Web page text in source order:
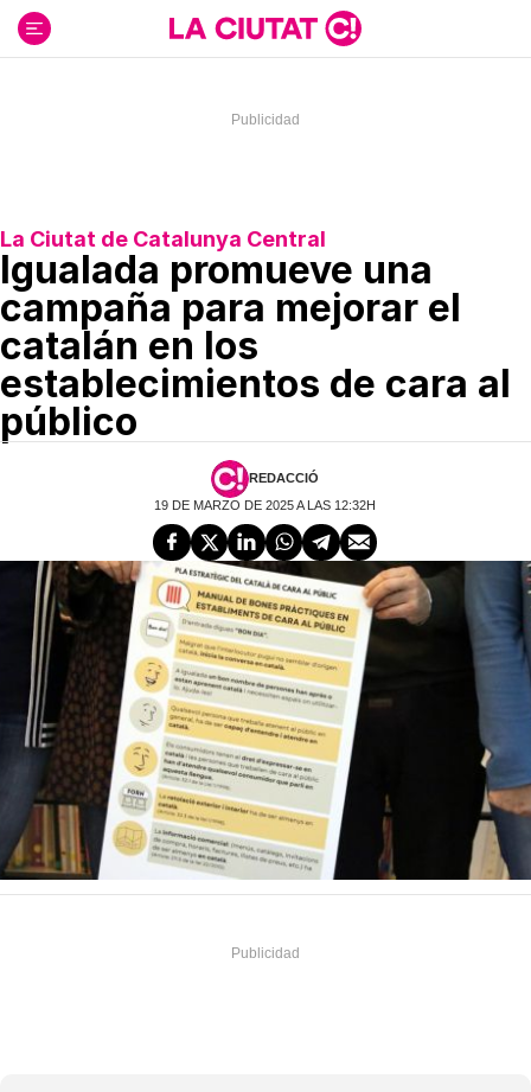
contenido
La Ciutat de Catalunya Central
Igualada promueve una
campaña para mejorar el
catalán en los
establecimientos de cara al
público
REDACCIÓ
19 DE MARZO DE 2025 A LAS 12:32H